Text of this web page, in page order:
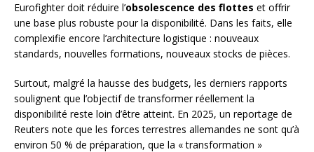
Eurofighter doit réduire l’obsolescence des flottes et offrir
une base plus robuste pour la disponibilité. Dans les faits, elle
complexifie encore l’architecture logistique : nouveaux
standards, nouvelles formations, nouveaux stocks de pièces.
Surtout, malgré la hausse des budgets, les derniers rapports
soulignent que l’objectif de transformer réellement la
disponibilité reste loin d’être atteint. En 2025, un reportage de
Reuters note que les forces terrestres allemandes ne sont qu’à
environ 50 % de préparation, que la « transformation »